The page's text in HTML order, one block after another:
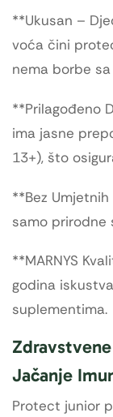
**Ukusan –
voća čini
nema borbe sa
**Prilagođeno
ima jasne
13+), što
**Bez
samo prirodne
**MARNYS
godina
suplementima.
Jačanje
Protect junior